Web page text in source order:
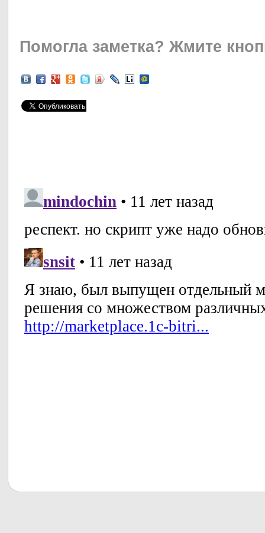
Помогла заметка? Жмите